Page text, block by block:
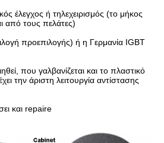
έλεγχος ή τηλεχειρισμός (το μήκος
από τους πελάτες)
προεπιλογής) ή η Γερμανία IGBT
που γαλβανίζεται και το πλαστικό
την άριστη λειτουργία αντίστασης
και repaire